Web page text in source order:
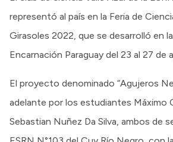
representó al país en la Feria de
Girasoles 2022, que se desarrolló en
Encarnación Paraguay del 23 al 27 de
El proyecto denominado “Agujeros
adelante por los estudiantes Máximo
Sebastian Nuñez Da Silva, ambos de